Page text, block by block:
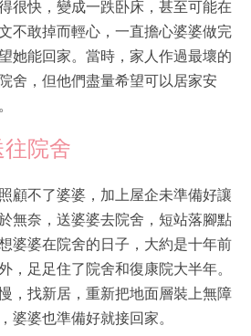
很快，變成一跌卧床，甚至可能在
不敢掉而輕心，一直擔心婆婆做完
她能回家。當時，家人作過最壞的
舍，但他們盡量希望可以居家安
往院舍
顧不了婆婆，加上屋企未準備好讓
無奈，送婆婆去院舍，短站落腳點
婆婆在院舍的日子，大約是十年前
，足足住了院舍和復康院大半年。
，找新居，重新把地面層裝上無障
婆婆也準備好就接回家。